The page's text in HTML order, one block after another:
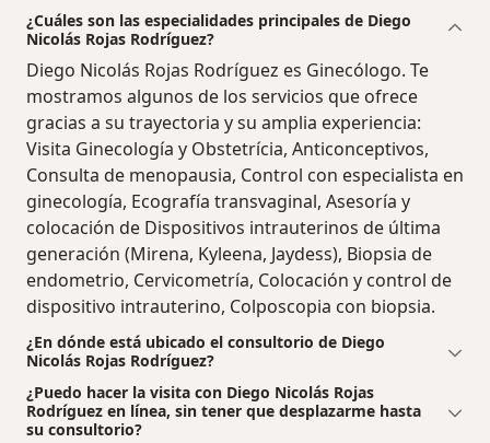
¿Cuáles son las especialidades principales de Diego
Nicolás Rojas Rodríguez?
Diego Nicolás Rojas Rodríguez es Ginecólogo. Te
mostramos algunos de los servicios que ofrece
gracias a su trayectoria y su amplia experiencia:
Visita Ginecología y Obstetrícia, Anticonceptivos,
Consulta de menopausia, Control con especialista en
ginecología, Ecografía transvaginal, Asesoría y
colocación de Dispositivos intrauterinos de última
generación (Mirena, Kyleena, Jaydess), Biopsia de
endometrio, Cervicometría, Colocación y control de
dispositivo intrauterino, Colposcopia con biopsia.
¿En dónde está ubicado el consultorio de Diego
Nicolás Rojas Rodríguez?
¿Puedo hacer la visita con Diego Nicolás Rojas
Rodríguez en línea, sin tener que desplazarme hasta
su consultorio?